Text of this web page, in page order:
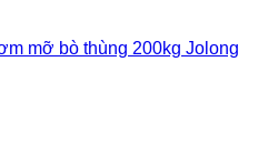
mỡ bò thùng 200kg Jolong